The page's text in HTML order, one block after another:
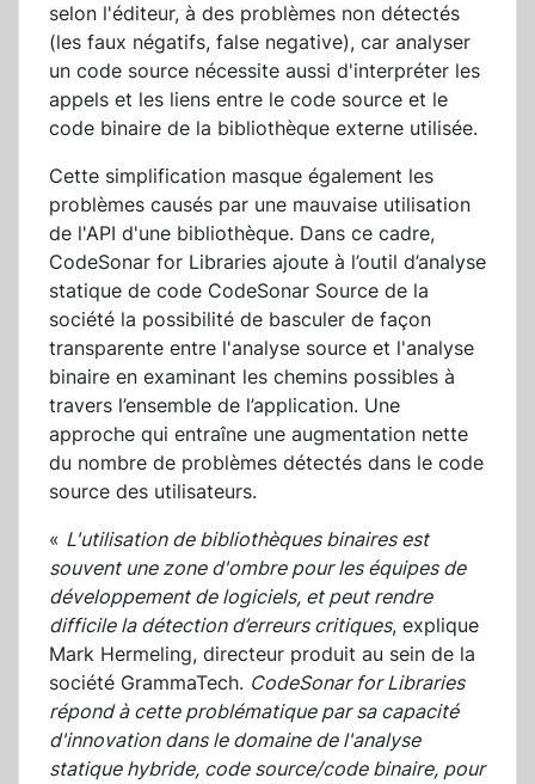
selon l'éditeur, à des problèmes non détectés
(les faux négatifs, false negative), car analyser
un code source nécessite aussi d'interpréter les
appels et les liens entre le code source et le
code binaire de la bibliothèque externe utilisée.
Cette simplification masque également les
problèmes causés par une mauvaise utilisation
de l'API d'une bibliothèque. Dans ce cadre,
CodeSonar for Libraries ajoute à l’outil d’analyse
statique de code CodeSonar Source de la
société la possibilité de basculer de façon
transparente entre l'analyse source et l'analyse
binaire en examinant les chemins possibles à
travers l’ensemble de l’application. Une
approche qui entraîne une augmentation nette
du nombre de problèmes détectés dans le code
source des utilisateurs.
« L'utilisation de bibliothèques binaires est
souvent une zone d'ombre pour les équipes de
développement de logiciels, et peut rendre
difficile la détection d’erreurs critiques, explique
Mark Hermeling, directeur produit au sein de la
société GrammaTech. CodeSonar for Libraries
répond à cette problématique par sa capacité
d'innovation dans le domaine de l'analyse
statique hybride, code source/code binaire, pour